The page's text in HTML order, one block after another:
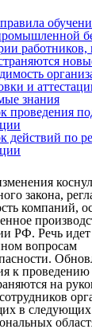
работников,
и
знания
проведения
действий по
закона,
компаний,
РФ. Речь
вопросам
к проведению
на
в следующих